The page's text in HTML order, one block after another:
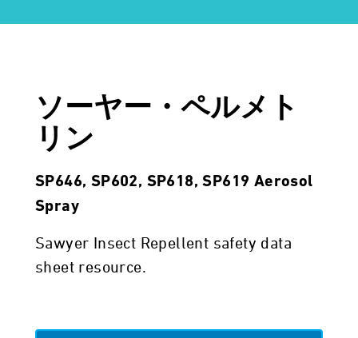
ソーヤー・ペルメト
リン
SP646, SP602, SP618, SP619 Aerosol
Spray
Sawyer Insect Repellent safety data
sheet resource.